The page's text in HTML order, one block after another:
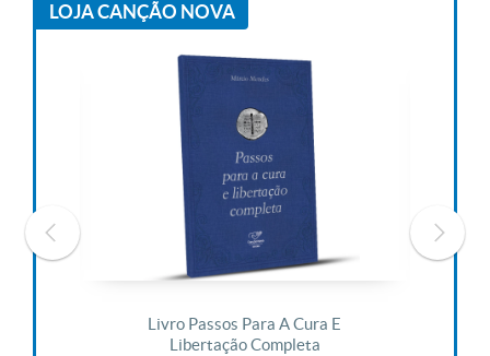
LOJA CANÇÃO NOVA
Livro Passos Para A Cura E
Libertação Completa